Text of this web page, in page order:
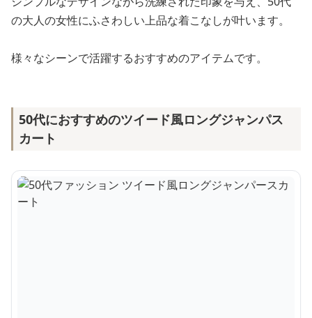
の大人の女性にふさわしい上品な着こなしが叶います。
様々なシーンで活躍するおすすめのアイテムです。
50代におすすめのツイード風ロングジャンパス
カート